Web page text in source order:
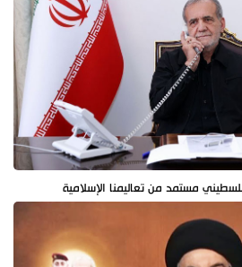
مستمد من تعاليمنا الإسلامية